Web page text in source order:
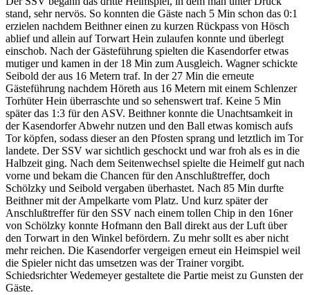
stand, sehr nervös. So konnten die Gäste nach 5 Min schon das 0:1
erzielen nachdem Beithner einen zu kurzen Rückpass von Hösch
ablief und allein auf Torwart Hein zulaufen konnte und überlegt
einschob. Nach der Gästeführung spielten die Kasendorfer etwas
mutiger und kamen in der 18 Min zum Ausgleich. Wagner schickte
Seibold der aus 16 Metern traf. In der 27 Min die erneute
Gästeführung nachdem Höreth aus 16 Metern mit einem Schlenzer
Torhüter Hein überraschte und so sehenswert traf. Keine 5 Min
später das 1:3 für den ASV. Beithner konnte die Unachtsamkeit in
der Kasendorfer Abwehr nutzen und den Ball etwas komisch aufs
Tor köpfen, sodass dieser an den Pfosten sprang und letztlich im Tor
landete. Der SSV war sichtlich geschockt und war froh als es in die
Halbzeit ging. Nach dem Seitenwechsel spielte die Heimelf gut nach
vorne und bekam die Chancen für den Anschlußtreffer, doch
Schölzky und Seibold vergaben überhastet. Nach 85 Min durfte
Beithner mit der Ampelkarte vom Platz. Und kurz später der
Anschlußtreffer für den SSV nach einem tollen Chip in den 16ner
von Schölzky konnte Hofmann den Ball direkt aus der Luft über
den Torwart in den Winkel befördern. Zu mehr sollt es aber nicht
mehr reichen. Die Kasendorfer vergeigen erneut ein Heimspiel weil
die Spieler nicht das umsetzen was der Trainer vorgibt.
Schiedsrichter Wedemeyer gestaltete die Partie meist zu Gunsten der
Gäste.